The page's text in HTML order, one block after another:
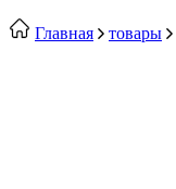
Главная товары